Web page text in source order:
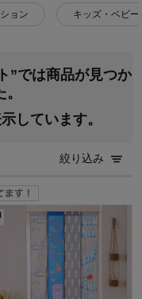
ョン キッズ・ベビー
”では商品が見つか
しています。
絞り込み